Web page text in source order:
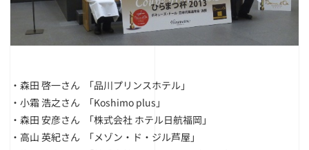
・森田 啓一さん 「品川プリンスホテル」
・小霜 浩之さん 「Koshimo plus」
・森田 安彦さん 「株式会社 ホテル日航福岡」
・高山 英紀さん 「メゾン・ド・ジル芦屋」